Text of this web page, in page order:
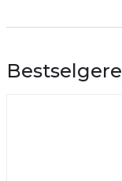
Bestselgere